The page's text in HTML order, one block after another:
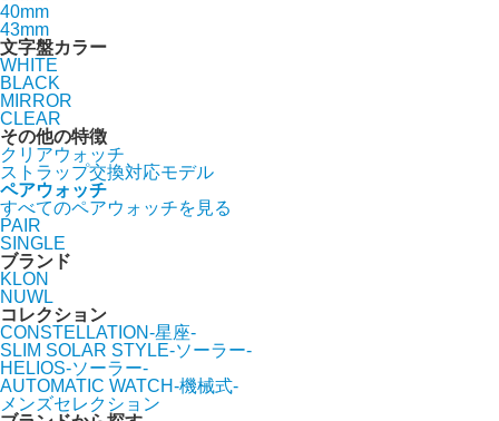
40mm
43mm
文字盤カラー
WHITE
BLACK
MIRROR
CLEAR
その他の特徴
クリアウォッチ
ストラップ交換対応モデル
ペアウォッチ
すべてのペアウォッチを見る
PAIR
SINGLE
ブランド
KLON
NUWL
コレクション
CONSTELLATION-星座-
SLIM SOLAR STYLE-ソーラー-
HELIOS-ソーラー-
AUTOMATIC WATCH-機械式-
メンズセレクション